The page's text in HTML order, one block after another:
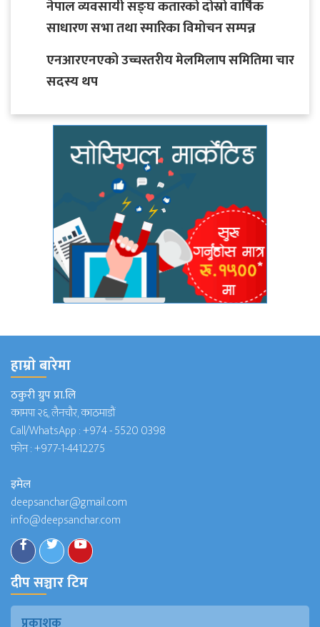
नेपाल व्यवसायी सङ्घ कतारको दोस्रो वार्षिक
साधारण सभा तथा स्मारिका विमोचन सम्पन्न
एनआरएनएको उच्चस्तरीय मेलमिलाप समितिमा चार
सदस्य थप
हाम्राे बारेमा
ठकुरी ग्रुप प्रा.लि
कामपा २६, लैनचौर, काठमाडौं
Call/WhatsApp :+974 - 5520 0398
फोन :+977-1-4412275
इमेल
deepsanchar@gmail.com
info@deepsanchar.com
दीप सञ्चार टिम